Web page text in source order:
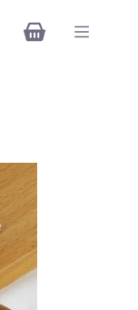
Winkelwagen